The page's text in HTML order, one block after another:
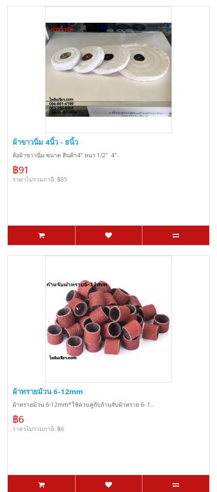
ผ้าขาวนิ่ม 4นิ้ว - 8นิ้ว
ล้อผ้าขาวนิ่ม ขนาด สินค้า4" หนา 1/2" 4"..
฿91
ราคาไม่รวมภาษี: ฿85
ผ้าทรายม้วน 6-12mm
ผ้าทรายม้วน 6-12mm*ใช้ควบคู่กับก้านจับผ้าทราย 6- 1..
฿6
ราคาไม่รวมภาษี: ฿6